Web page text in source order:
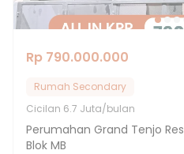
Rp 790.000.000
Rumah Secondary
Cicilan 6.7 Juta/bulan
Perumahan Grand Tenjo
Blok MB